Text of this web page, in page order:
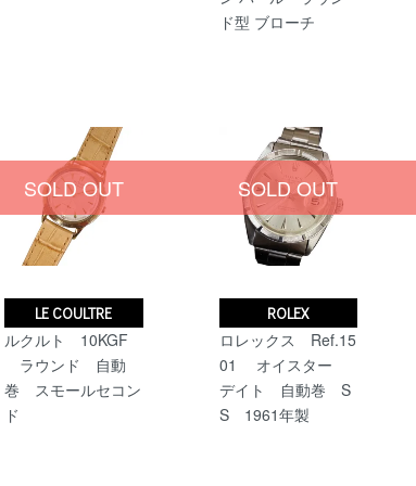
ド型 ブローチ
LE COULTRE
ルクルト 10KGF
ラウンド 自動
巻 スモールセコン
ド
SOLD OUT
ROLEX
ロレックス Ref.15
01 オイスター
デイト 自動巻 S
S 1961年製
SOLD OUT